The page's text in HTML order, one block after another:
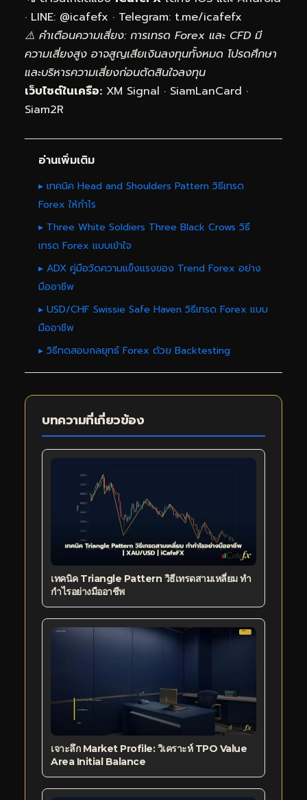
· LINE: @icafefx · Telegram: t.me/icafefx
⚠️ คำเตือนความเสี่ยง: การเทรด Forex และ CFD มี
ความเสี่ยงสูง อาจสูญเสียเงินลงทุนทั้งหมด โปรดศึกษา
และบริหารความเสี่ยงก่อนตัดสินใจลงทุน
เว็บไซต์ในเครือ: XM Signal · SiamLanCard ·
Siam2R
อ่านเพิ่มเติม
▸ เทคนิค Head and Shoulders Pattern วิธีเทรด
Forex ให้กำไร
▸ Three White Soldiers Three Black Crows วิธี
เทรด Forex แบบเข้าใจ
▸ ADX คู่มือวัดความแข็งแรงของ Trend Forex อย่าง
มืออาชีพ
▸ USD/CHF Swissie Safe Haven วิธีเทรด Forex แบบ
มืออาชีพ
▸ วิธีทดสอบกลยุทธ์ Forex ด้วย Backtesting
บทความที่เกี่ยวข้อง
เทคนิค Triangle Pattern วิธีเทรดสามเหลี่ยม ทำ
กำไรอย่างมืออาชีพ
เจาะลึก Market Profile: วิเคราะห์ TPO Value
Area Initial Balance